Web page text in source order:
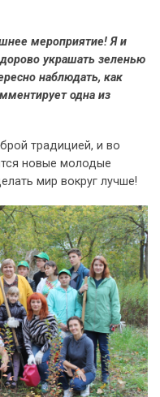
мероприятие! Я и
украшать зеленью
наблюдать, как
одна из
традицией, и во
новые молодые
мир вокруг лучше!